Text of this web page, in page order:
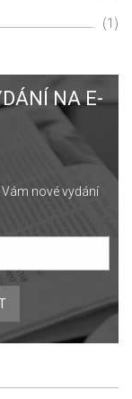
(1)
NA E-
nové vydání